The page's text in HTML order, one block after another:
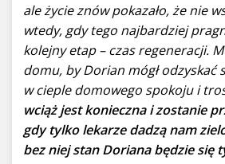
ale życie znów pokazało, że nie
wtedy, gdy tego najbardziej
kolejny etap – czas regeneracji.
domu, by Dorian mógł odzyskać
w cieple domowego spokoju i
wciąż jest konieczna i zostanie
gdy tylko lekarze dadzą nam
bez niej stan Doriana będzie się